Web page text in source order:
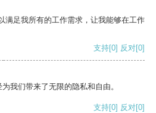
满足我所有的工作需求，让我能够在工作
支持[0] 反对[0]
我们带来了无限的隐私和自由。
支持[0] 反对[0]